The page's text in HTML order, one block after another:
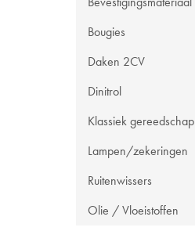
Bougies
Daken 2CV
Dinitrol
Klassiek gereedschap
Lampen/zekeringen
Ruitenwissers
Olie / Vloeistoffen